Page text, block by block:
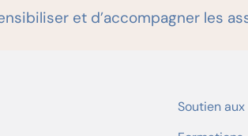
et d’accompagner les
Soutien